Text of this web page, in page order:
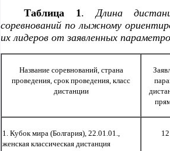
Таблица 1.Длина
соревнований по лыжному
их лидеров от заявленных
Название соревнований, страна
проведения, срок проведения, класс
дистанции
1. Кубок мира (Болгария), 22.01.01.,
женская классическая дистанция